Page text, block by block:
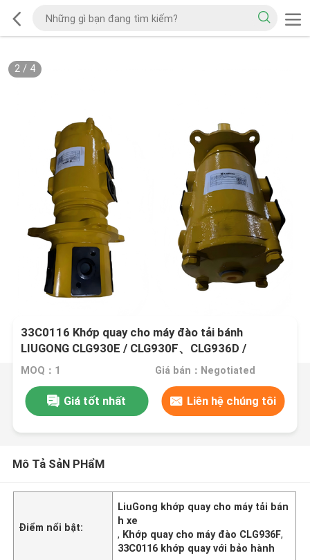
2/ 4
33C0116 Khớp quay cho máy đào tải bánh
LIUGONG CLG930E / CLG930F、CLG936D /
CLG936E / CLG936F、CLG939E / CLG939F、
MOQ：1 Giá bán：Negotiated
Giá tốt nhất Liên hệ chúng tôi
Mô Tả SảN PHẩM
Điểm nổi bật:
LiuGong khớp quay cho máy tải bán
h xe
, Khớp quay cho máy đào CLG936F,
33C0116 khớp quay với bảo hành